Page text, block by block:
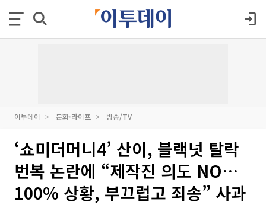
이투데이 문화·라이프 방송/TV
‘쇼미더머니4’ 산이, 블랙넛 탈락
번복 논란에 “제작진 의도 NO…
100% 상황, 부끄럽고 죄송” 사과